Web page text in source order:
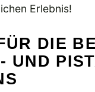
Erlebnis!
DIE
UND